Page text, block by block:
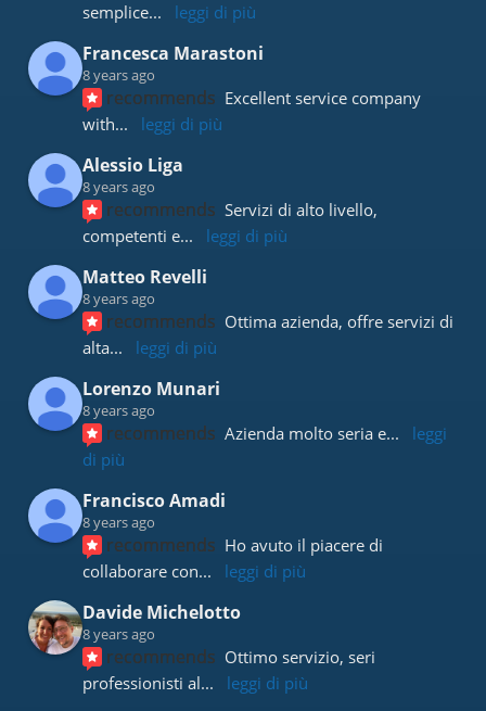
semplice... leggi di più
Francesca Marastoni
8 years ago
recommends Excellent service company
with... leggi di più
Alessio Liga
8 years ago
recommends Servizi di alto livello,
competenti e... leggi di più
Matteo Revelli
8 years ago
recommends Ottima azienda, offre servizi di
alta... leggi di più
Lorenzo Munari
8 years ago
recommends Azienda molto seria e...
leggi
di più
Francisco Amadi
8 years ago
recommends Ho avuto il piacere di
collaborare con... leggi di più
Davide Michelotto
8 years ago
recommends Ottimo servizio, seri
professionisti al... leggi di più